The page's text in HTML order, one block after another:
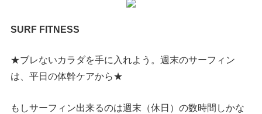
SURF FITNESS
★ブレないカラダを手に入れよう。週末のサーフィン
は、平日の体幹ケアから★
もしサーフィン出来るのは週末（休日）の数時間しかな